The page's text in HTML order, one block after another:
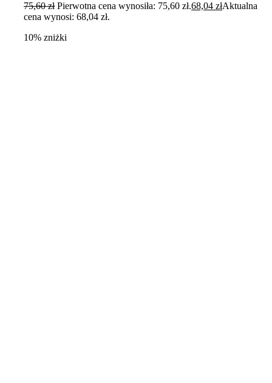
75,60zł Pierwotna cena wynosiła: 75,60 zł.68,04złAktualna
cena wynosi: 68,04 zł.
10% zniżki